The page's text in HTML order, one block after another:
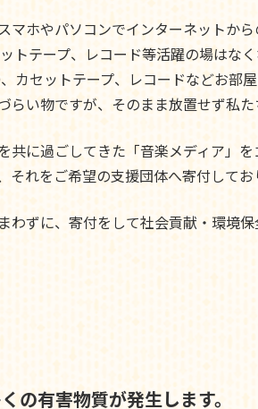
マホやパソコンでインターネットか
トテープ、レコード等活躍の場はなく
カセットテープ、レコードなどお部
らい物ですが、そのまま放置せず私た
共に過ごしてきた「音楽メディア」
れをご希望の支援団体へ寄付してお
わずに、寄付をして社会貢献・環境
の有害物質が発生します。